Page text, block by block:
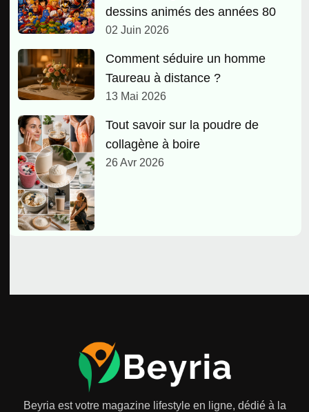
dessins animés des années 80
02 Juin 2026
Comment séduire un homme
Taureau à distance ?
13 Mai 2026
Tout savoir sur la poudre de
collagène à boire
26 Avr 2026
Beyria est votre magazine lifestyle en ligne, dédié à la